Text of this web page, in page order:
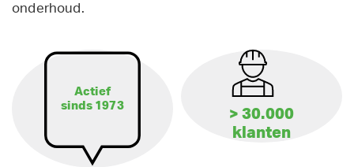
onderhoud.
Actief
sinds 1973
> 30.000
klanten